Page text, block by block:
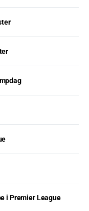
i Premier League